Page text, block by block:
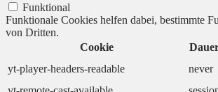
Funktional
Funktionale Cookies helfen dabei, bestimmte
von Dritten.
Cookie
yt-player-headers-readable
never